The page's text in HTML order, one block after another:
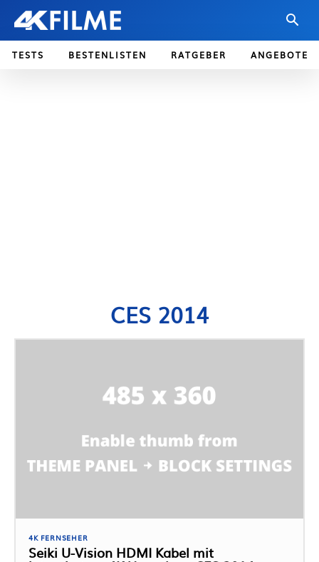
TESTS BESTENLISTEN RATGEBER ANGEBOTE
CES 2014
4K FERNSEHER
Seiki U-Vision HDMI Kabel mit